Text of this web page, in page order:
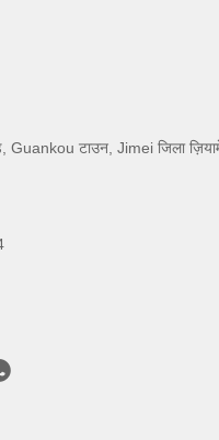
Guankou टाउन, Jimei जिला